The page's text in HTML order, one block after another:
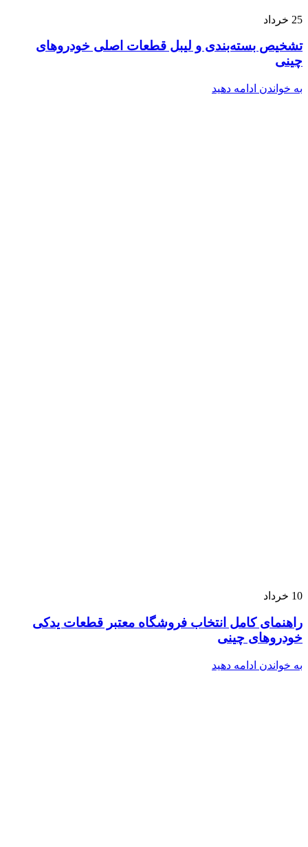
25 خرداد
تشخیص بسته‌بندی و لیبل قطعات اصلی خودروهای
چینی
به خواندن ادامه دهید
10 خرداد
راهنمای کامل انتخاب فروشگاه معتبر قطعات یدکی
خودروهای چینی
به خواندن ادامه دهید